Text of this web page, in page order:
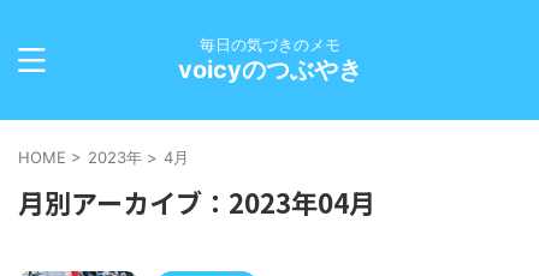
毎日の気づきのメモ
voicyのつぶやき
HOME > 2023年 > 4月
月別アーカイブ：2023年04月